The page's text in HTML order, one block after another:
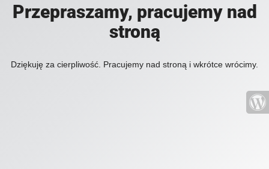
Przepraszamy, pracujemy nad
stroną
Dziękuję za cierpliwość. Pracujemy nad stroną i wkrótce wrócimy.